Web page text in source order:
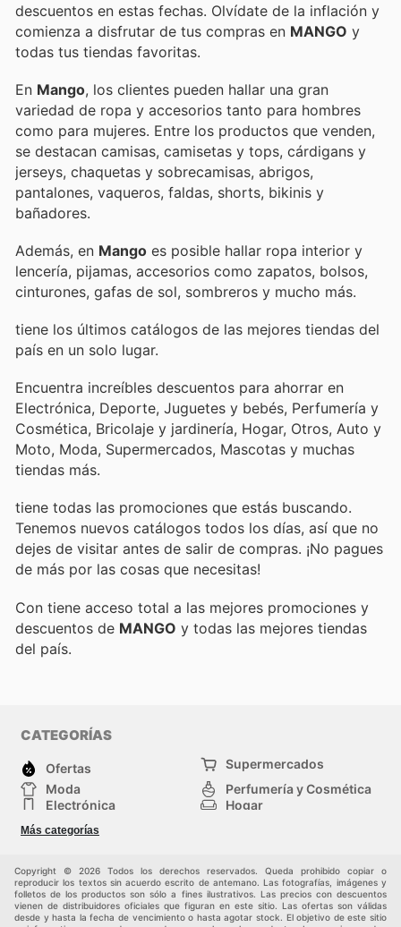
descuentos en estas fechas. Olvídate de la inflación y
comienza a disfrutar de tus compras en MANGO y
todas tus tiendas favoritas.
En Mango, los clientes pueden hallar una gran
variedad de ropa y accesorios tanto para hombres
como para mujeres. Entre los productos que venden,
se destacan camisas, camisetas y tops, cárdigans y
jerseys, chaquetas y sobrecamisas, abrigos,
pantalones, vaqueros, faldas, shorts, bikinis y
bañadores.
Además, en Mango es posible hallar ropa interior y
lencería, pijamas, accesorios como zapatos, bolsos,
cinturones, gafas de sol, sombreros y mucho más.
tiene los últimos catálogos de las mejores tiendas del
país en un solo lugar.
Encuentra increíbles descuentos para ahorrar en
Electrónica, Deporte, Juguetes y bebés, Perfumería y
Cosmética, Bricolaje y jardinería, Hogar, Otros, Auto y
Moto, Moda, Supermercados, Mascotas y muchas
tiendas más.
tiene todas las promociones que estás buscando.
Tenemos nuevos catálogos todos los días, así que no
dejes de visitar antes de salir de compras. ¡No pagues
de más por las cosas que necesitas!
Con tiene acceso total a las mejores promociones y
descuentos de MANGO y todas las mejores tiendas
del país.
CATEGORÍAS
Ofertas
Supermercados
Moda
Perfumería y Cosmética
Electrónica
Hogar
Deporte
Juguetes y bebés
Más categorías
Copyright © 2026 Todos los derechos reservados. Queda prohibido copiar o
reproducir los textos sin acuerdo escrito de antemano. Las fotografías, imágenes y
folletos de los productos son sólo a fines ilustrativos. Las precios con descuentos
vienen de distribuidores oficiales que figuran en este sitio. Las ofertas son válidas
desde y hasta la fecha de vencimiento o hasta agotar stock. El objetivo de este sitio